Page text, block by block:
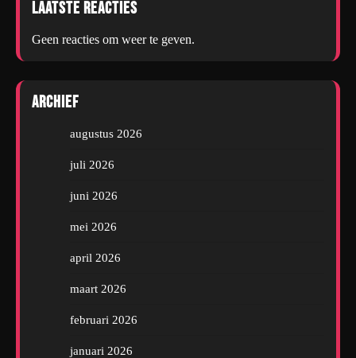
Laatste reacties
Geen reacties om weer te geven.
Archief
augustus 2026
juli 2026
juni 2026
mei 2026
april 2026
maart 2026
februari 2026
januari 2026